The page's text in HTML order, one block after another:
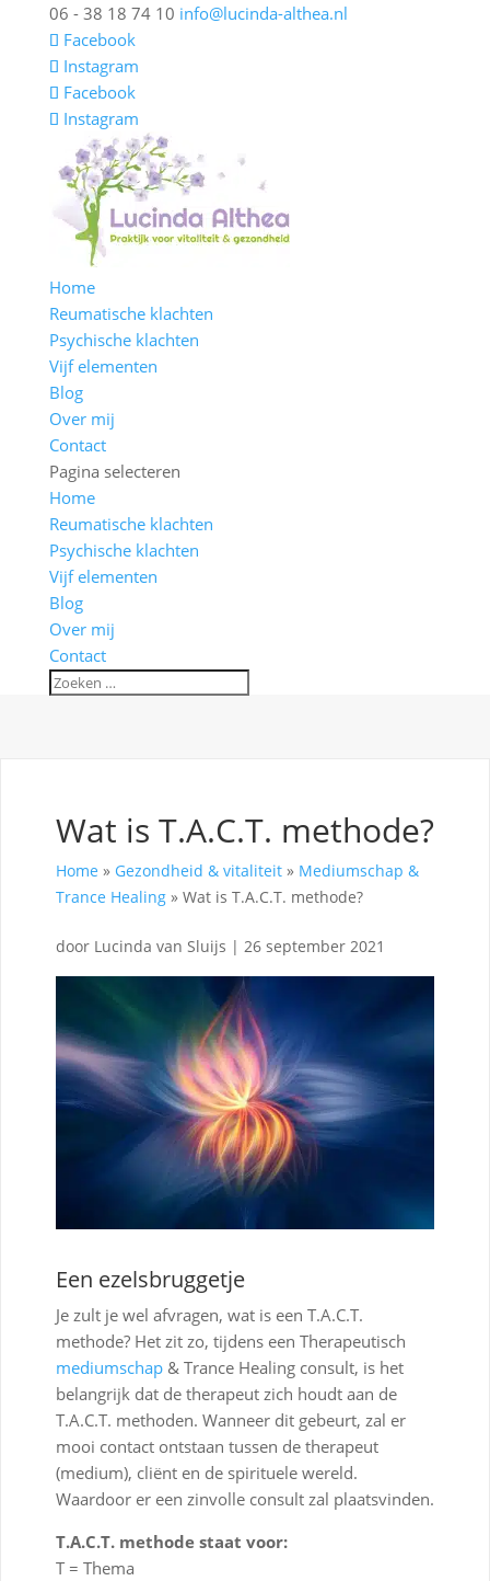
06 - 38 18 74 10 info@lucinda-althea.nl
Facebook
Instagram
Facebook
Instagram
Home
Reumatische klachten
Psychische klachten
Vijf elementen
Blog
Over mij
Contact
Pagina selecteren
Home
Reumatische klachten
Psychische klachten
Vijf elementen
Blog
Over mij
Contact
Wat is T.A.C.T. methode?
Home » Gezondheid & vitaliteit » Mediumschap &
Trance Healing » Wat is T.A.C.T. methode?
door Lucinda van Sluijs | 26 september 2021
Een ezelsbruggetje
Je zult je wel afvragen, wat is een T.A.C.T.
methode? Het zit zo, tijdens een Therapeutisch
mediumschap & Trance Healing consult, is het
belangrijk dat de therapeut zich houdt aan de
T.A.C.T. methoden. Wanneer dit gebeurt, zal er
mooi contact ontstaan tussen de therapeut
(medium), cliënt en de spirituele wereld.
Waardoor er een zinvolle consult zal plaatsvinden.
T.A.C.T. methode staat voor:
T = Thema